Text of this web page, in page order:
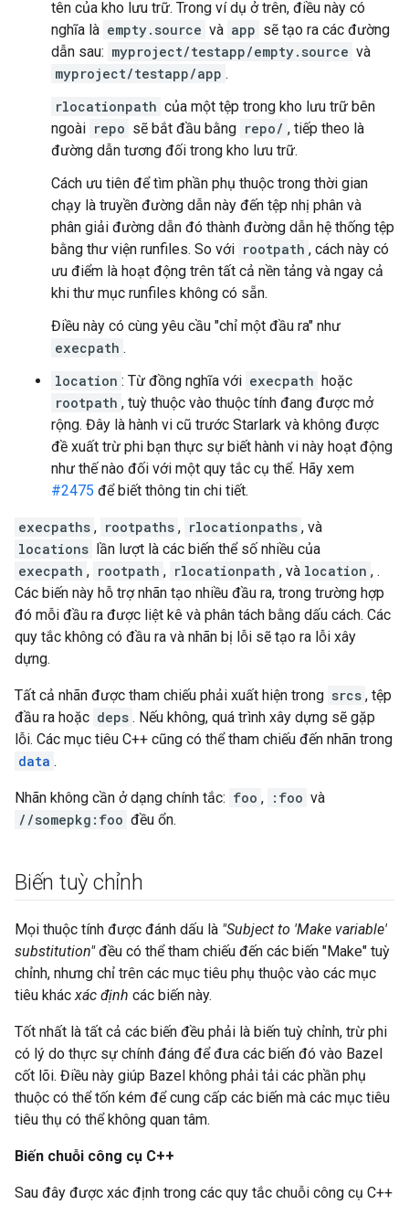
tên của kho lưu trữ. Trong ví dụ ở trên, điều này có
nghĩa là empty.source và app sẽ tạo ra các đường
dẫn sau: myproject/testapp/empty.source và
myproject/testapp/app .
rlocationpath của một tệp trong kho lưu trữ bên
ngoài repo sẽ bắt đầu bằng repo/ , tiếp theo là
đường dẫn tương đối trong kho lưu trữ.
Cách ưu tiên để tìm phần phụ thuộc trong thời gian
chạy là truyền đường dẫn này đến tệp nhị phân và
phân giải đường dẫn đó thành đường dẫn hệ thống tệp
bằng thư viện runfiles. So với rootpath , cách này có
ưu điểm là hoạt động trên tất cả nền tảng và ngay cả
khi thư mục runfiles không có sẵn.
Điều này có cùng yêu cầu "chỉ một đầu ra" như
execpath .
location : Từ đồng nghĩa với execpath hoặc
rootpath , tuỳ thuộc vào thuộc tính đang được mở
rộng. Đây là hành vi cũ trước Starlark và không được
đề xuất trừ phi bạn thực sự biết hành vi này hoạt động
như thế nào đối với một quy tắc cụ thể. Hãy xem
#2475 để biết thông tin chi tiết.
execpaths , rootpaths , rlocationpaths , và
locations lần lượt là các biến thể số nhiều của
execpath , rootpath , rlocationpath , và location , .
Các biến này hỗ trợ nhãn tạo nhiều đầu ra, trong trường hợp
đó mỗi đầu ra được liệt kê và phân tách bằng dấu cách. Các
quy tắc không có đầu ra và nhãn bị lỗi sẽ tạo ra lỗi xây
dựng.
Tất cả nhãn được tham chiếu phải xuất hiện trong srcs , tệp
đầu ra hoặc deps . Nếu không, quá trình xây dựng sẽ gặp
lỗi. Các mục tiêu C++ cũng có thể tham chiếu đến nhãn trong
data .
Nhãn không cần ở dạng chính tắc: foo , :foo và
//somepkg:foo đều ổn.
Biến tuỳ chỉnh
Mọi thuộc tính được đánh dấu là "Subject to 'Make variable'
substitution"đều có thể tham chiếu đến các biến "Make" tuỳ
chỉnh, nhưng chỉ trên các mục tiêu phụ thuộc vào các mục
tiêu khácxác định các biến này.
Tốt nhất là tất cả các biến đều phải là biến tuỳ chỉnh, trừ phi
có lý do thực sự chính đáng để đưa các biến đó vào Bazel
cốt lõi. Điều này giúp Bazel không phải tải các phần phụ
thuộc có thể tốn kém để cung cấp các biến mà các mục tiêu
tiêu thụ có thể không quan tâm.
Biến chuỗi công cụ C++
Sau đây được xác định trong các quy tắc chuỗi công cụ C++